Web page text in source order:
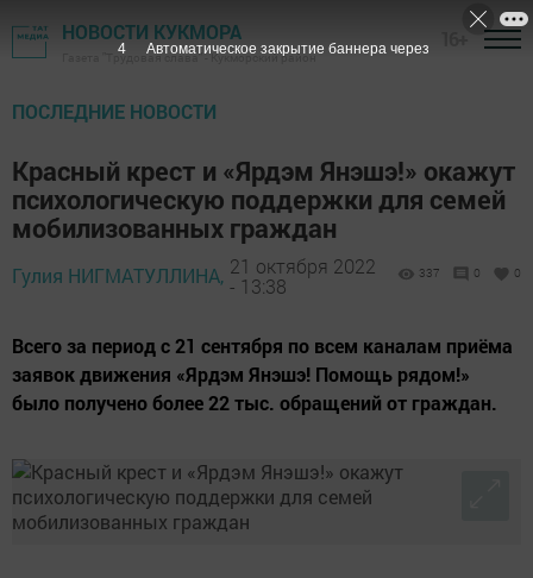
НОВОСТИ КУКМОРА
Газета "Трудовая слава" - Кукморский район
ПОСЛЕДНИЕ НОВОСТИ
Красный крест и «Ярдэм Янэшэ!» окажут
психологическую поддержки для семей
мобилизованных граждан
Гулия НИГМАТУЛЛИНА, 21 октября 2022
- 13:38
337 0 0
Всего за период с 21 сентября по всем каналам приёма
заявок движения «Ярдэм Янэшэ! Помощь рядом!»
было получено более 22 тыс. обращений от граждан.
3 Автоматическое закрытие баннера через